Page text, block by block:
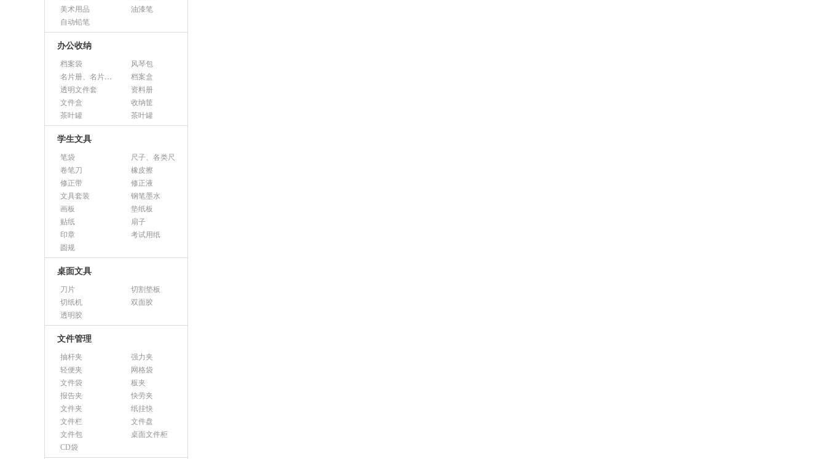
美术用品
油漆笔
自动铅笔
办公收纳
档案袋
风琴包
名片册、名片盒、名片座
档案盒
透明文件套
资料册
文件盒
收纳筐
茶叶罐
茶叶罐
学生文具
笔袋
尺子、各类尺
卷笔刀
橡皮擦
修正带
修正液
文具套装
钢笔墨水
画板
垫纸板
贴纸
扇子
印章
考试用纸
圆规
桌面文具
刀片
切割垫板
切纸机
双面胶
透明胶
文件管理
抽杆夹
强力夹
轻便夹
网格袋
文件袋
板夹
报告夹
快劳夹
文件夹
纸挂快
文件栏
文件盘
文件包
桌面文件柜
CD袋